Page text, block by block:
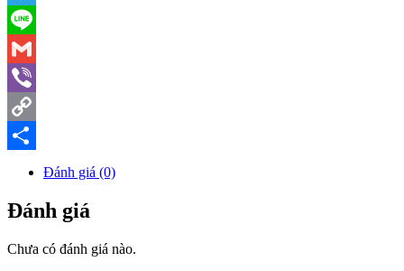
Telegram
Line
Gmail
Viber
Copy
Đánh giá (0)
Đánh giá
Chưa có đánh giá nào.